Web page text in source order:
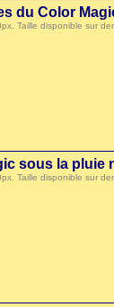
du Color
Taille disponible sur
sous la pluie
Taille disponible sur